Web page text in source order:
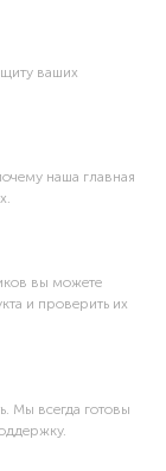
ваших
наша главная
вы можете
и проверить их
Мы всегда готовы